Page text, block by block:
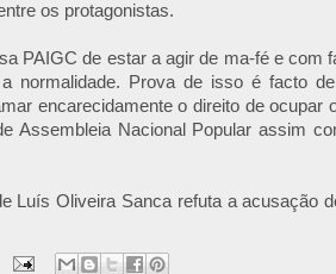
os protagonistas.
PAIGC de estar a agir de ma-fé e com
normalidade. Prova de isso é facto
encarecidamente o direito de ocupar
Assembleia Nacional Popular assim
Luís Oliveira Sanca refuta a acusação